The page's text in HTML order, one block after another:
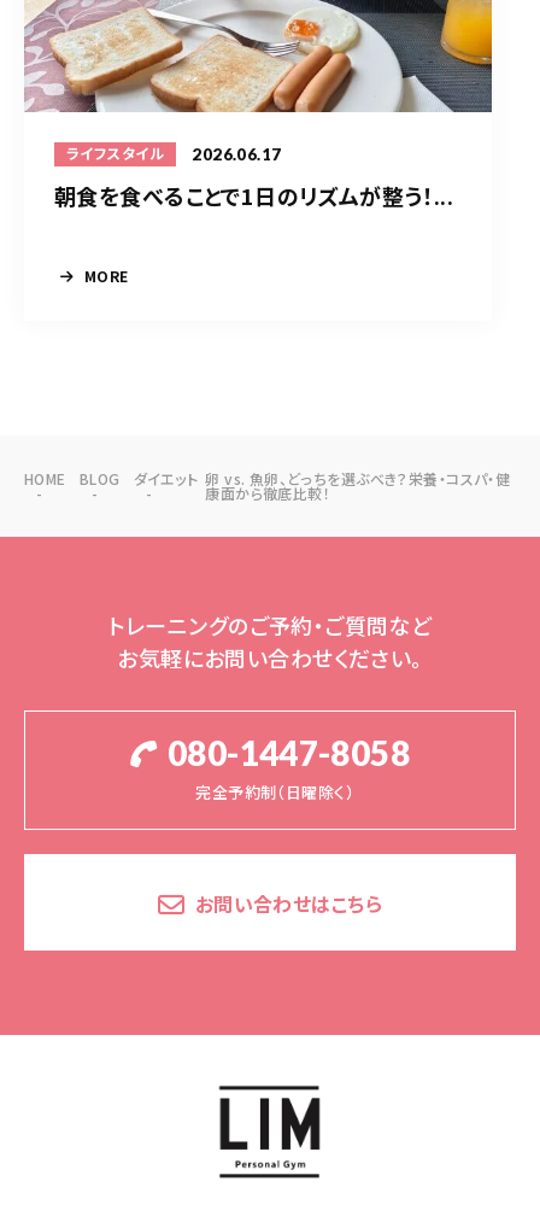
ライフスタイル 2026.06.17
朝食を食べることで1日のリズムが整う！...
MORE
HOME BLOG ダイエット 卵 vs. 魚卵、どっちを選ぶべき？栄養・コスパ・健
康面から徹底比較！
トレーニングのご予約・ご質問など
お気軽にお問い合わせください。
080-1447-8058
完全予約制（日曜除く）
お問い合わせはこちら